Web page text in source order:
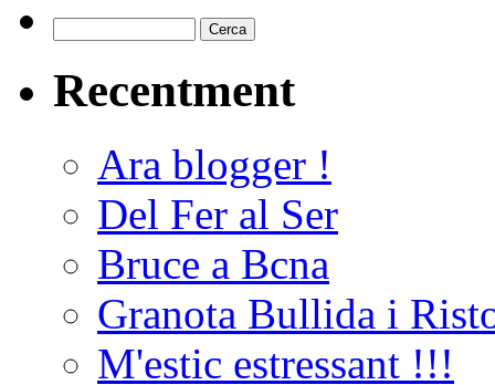
Recentment
Ara blogger !
Del Fer al Ser
Bruce a Bcna
Granota Bullida i
M'estic estressant !!!